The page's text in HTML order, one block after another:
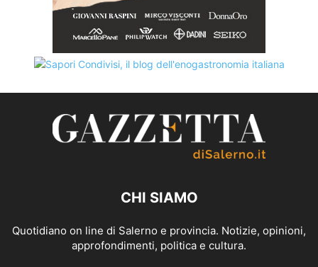
CHI SIAMO
Quotidiano on line di Salerno e provincia. Notizie, opinioni,
approfondimenti, politica e cultura.